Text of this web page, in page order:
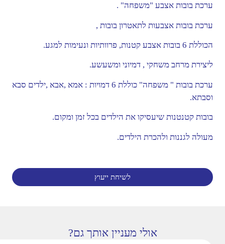
ערכת בובות אצבע "משפחה" .
ערכת בובות אצבעות לתאטרון בובות ,
הכוללת 6 בובות אצבע קטנות, פרוותיות ונעימות למגע.
ליצירת מרחב משחקי , דמיוני ומשעשע.
ערכת בובות " משפחה" כוללת 6 דמויות : אמא ,אבא ,ילדים סבא
וסבתא.
בובות קטנטנות שיעסיקו את הילדים בכל זמן ומקום.
מעולה לגננות ולהכרת הילדים.
לשיחת ייעוץ
אולי מעניין אותך גם?